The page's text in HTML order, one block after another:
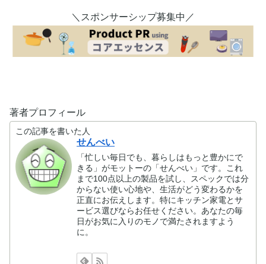
＼スポンサーシップ募集中／
著者プロフィール
この記事を書いた人
せんべい
「忙しい毎日でも、暮らしはもっと豊かにで
きる」がモットーの「せんべい」です。これ
まで100点以上の製品を試し、スペックでは分
からない使い心地や、生活がどう変わるかを
正直にお伝えします。特にキッチン家電とサ
ービス選びならお任せください。あなたの毎
日がお気に入りのモノで満たされますよう
に。